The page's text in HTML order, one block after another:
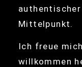
Mittelpunkt.
Ich freue
willkommen